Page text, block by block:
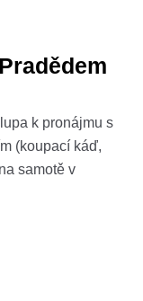
k pronájmu s
(koupací káď,
samotě v